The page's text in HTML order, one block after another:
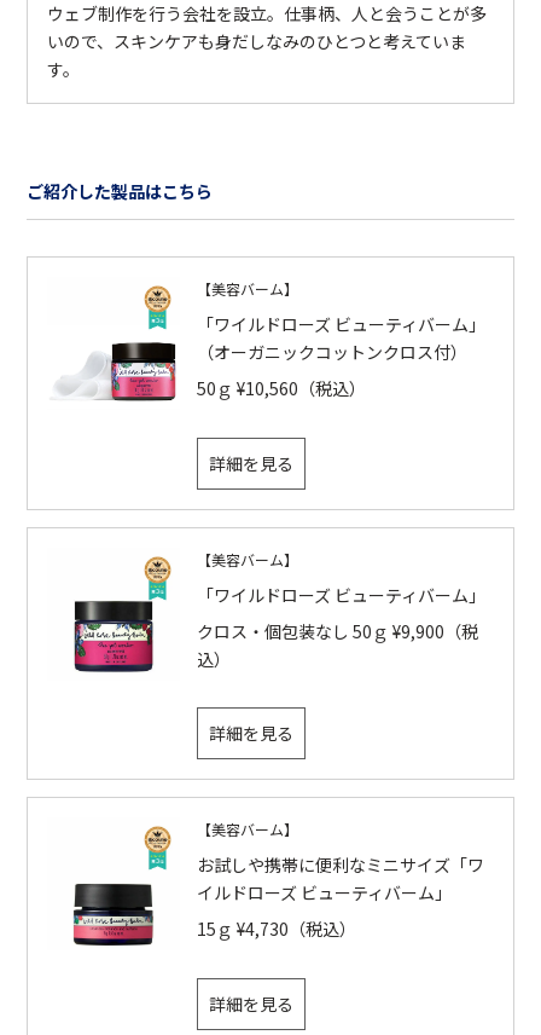
ウェブ制作を行う会社を設立。仕事柄、人と会うことが多
いので、スキンケアも身だしなみのひとつと考えていま
す。
ご紹介した製品はこちら
【美容バーム】
「ワイルドローズ ビューティバーム」
（オーガニックコットンクロス付）
50ｇ ¥10,560（税込）
詳細を見る
【美容バーム】
「ワイルドローズ ビューティバーム」
クロス・個包装なし 50ｇ ¥9,900（税
込）
詳細を見る
【美容バーム】
お試しや携帯に便利なミニサイズ「ワ
イルドローズ ビューティバーム」
15ｇ ¥4,730（税込）
詳細を見る